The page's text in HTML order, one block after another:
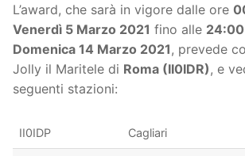
L’award, che sarà in vigore dalle ore
Venerdì 5 Marzo 2021 fino alle 24:00
Domenica 14 Marzo 2021, prevede
Jolly il Maritele di Roma (II0IDR), e
seguenti stazioni:
II0IDP Cagliari